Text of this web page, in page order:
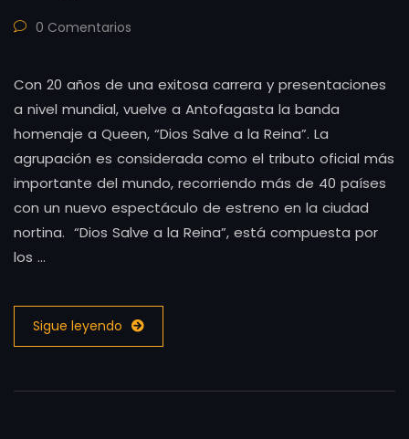
0 Comentarios
Con 20 años de una exitosa carrera y presentaciones
a nivel mundial, vuelve a Antofagasta la banda
homenaje a Queen, “Dios Salve a la Reina”. La
agrupación es considerada como el tributo oficial más
importante del mundo, recorriendo más de 40 países
con un nuevo espectáculo de estreno en la ciudad
nortina. “Dios Salve a la Reina”, está compuesta por
los …
Sigue leyendo